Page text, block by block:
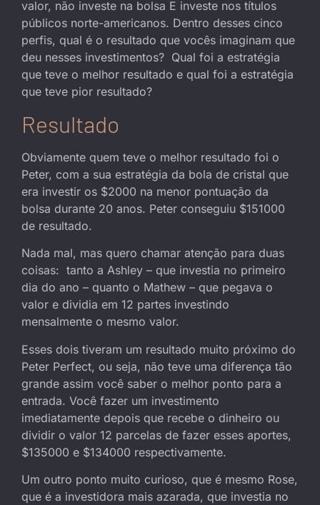
valor, não investe na bolsa E investe nos títulos
públicos norte-americanos. Dentro desses cinco
perfis, qual é o resultado que vocês imaginam que
deu nesses investimentos? Qual foi a estratégia
que teve o melhor resultado e qual foi a estratégia
que teve pior resultado?
Resultado
Obviamente quem teve o melhor resultado foi o
Peter, com a sua estratégia da bola de cristal que
era investir os $2000 na menor pontuação da
bolsa durante 20 anos. Peter conseguiu $151000
de resultado.
Nada mal, mas quero chamar atenção para duas
coisas: tanto a Ashley – que investia no primeiro
dia do ano – quanto o Mathew – que pegava o
valor e dividia em 12 partes investindo
mensalmente o mesmo valor.
Esses dois tiveram um resultado muito próximo do
Peter Perfect, ou seja, não teve uma diferença tão
grande assim você saber o melhor ponto para a
entrada. Você fazer um investimento
imediatamente depois que recebe o dinheiro ou
dividir o valor 12 parcelas de fazer esses aportes,
$135000 e $134000 respectivamente.
Um outro ponto muito curioso, que é mesmo Rose,
que é a investidora mais azarada, que investia no